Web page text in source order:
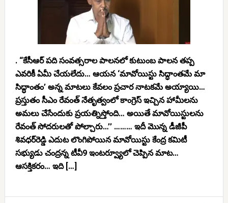
. “కేసీఆర్ పది సంవత్సరాల పాలనలో కుటుంబ పాలన తప్ప
ఎవరికీ ఏమీ చేయలేదు… ఆయన ‘మావోయిస్టు సిద్ధాంతమే మా
సిద్ధాంతం’ అన్న మాటలు కేవలం ప్రచార నాటకమే అయ్యాయి…
ప్రస్తుతం సీఎం రేవంత్ నేతృత్వంలో కాంగ్రెస్ ఇచ్చిన హామీలను
అమలు చేసేందుకు ప్రయత్నిస్తోంది… అయితే మావోయిస్టులను
రేవంత్ సోదరులతో పోల్చారు…’’ ……… ఇదీ మొన్న డీజీపీ
శివధర్‌రెడ్డి ఎదుట లొంగిపోయిన మావోయిస్టు కేంద్ర కమిటీ
సభ్యుడు చంద్రన్న టీవీ9 ఇంటర్వ్యూలో చెప్పిన మాట…
ఆసక్తికరం… ఇది […]